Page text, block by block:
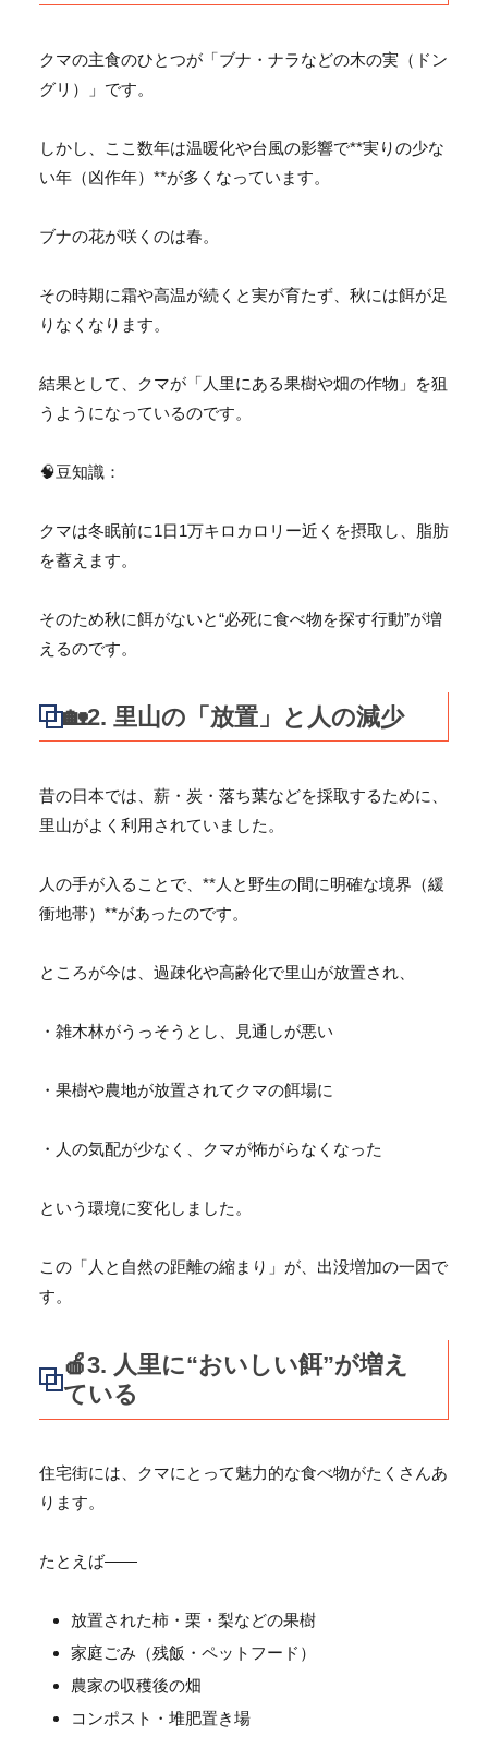
クマの主食のひとつが「ブナ・ナラなどの木の実（ドン
グリ）」 です。
しかし、ここ数年は温暖化や台風の影響で**実りの少な
い年（凶作年）**が多くなっています。
ブナの花が咲くのは春。
その時期に霜や高温が続くと実が育たず、 秋には餌が足
りなくなります。
結果として、クマが「人里にある果樹や畑の作物」
を狙
うようになっているのです。
🧠豆知識：
クマは冬眠前に1日1万キロカロリー近くを摂取し、 脂肪
を蓄えます。
そのため秋に餌がないと“必死に食べ物を探す行動”が増
えるのです。
🏡2. 里山の「放置」と人の減少
昔の日本では、薪・炭・落ち葉などを採取するために、
里山がよく利用されていました。
人の手が入ることで、**人と野生の間に明確な境界（緩
衝地帯） **があったのです。
ところが今は、過疎化や高齢化で里山が放置され、
・雑木林がうっそうとし、見通しが悪い
・果樹や農地が放置されてクマの餌場に
・人の気配が少なく、クマが怖がらなくなった
という環境に変化しました。
この「人と自然の距離の縮まり」が、出没増加の一因で
す。
🍎3. 人里に“おいしい餌”が増え
ている
住宅街には、クマにとって魅力的な食べ物がたくさんあ
ります。
たとえば――
放置された柿・栗・梨などの果樹
家庭ごみ（残飯・ペットフード）
農家の収穫後の畑
コンポスト・堆肥置き場